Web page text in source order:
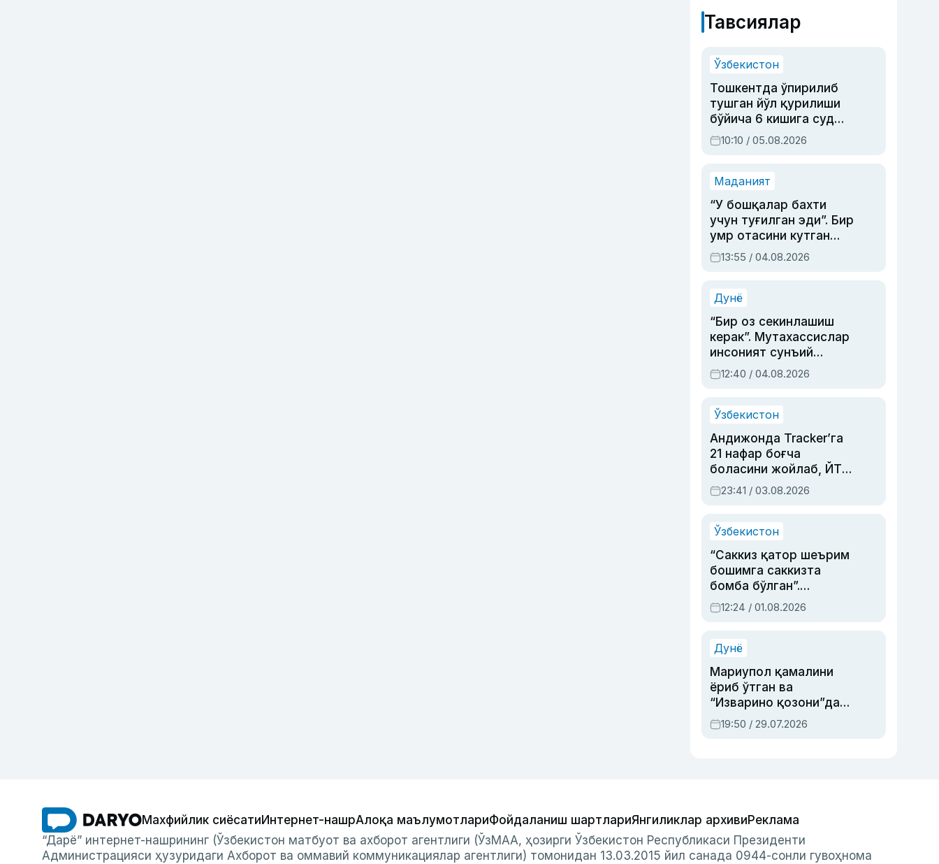
Тавсиялар
Ўзбекистон
Тошкентда ўпирилиб
тушган йўл қурилиши
бўйича 6 кишига суд
ҳукми ўқилди
10:10 / 05.08.2026
Маданият
“У бошқалар бахти
учун туғилган эди”. Бир
умр отасини кутган
актриса ва дубльяж
устаси Римма
синовларга тўла ҳаёти
13:55 / 04.08.2026
Дунё
“Бир оз секинлашиш
керак”. Мутахассислар
инсоният сунъий
интеллектни бошқара
олмай қолишидан
12:40 / 04.08.2026
Ўзбекистон
Андижонда Tracker’га
21 нафар боғча
боласини жойлаб, ЙТҲ
содир этган аёлга суд
ҳукми ўқилди
23:41 / 03.08.2026
Ўзбекистон
“Саккиз қатор шеърим
бошимга саккизта
бомба бўлган”.
Абдулла Ориповни
сиёсий айбловлардан
12:24 / 01.08.2026
Дунё
Мариупол қамалини
ёриб ўтган ва
“Изварино қозони”дан
чиққан қаҳрамон —
Украина армияси бош
19:50 / 29.07.2026
Махфийлик сиёсатиИнтернет-нашрАлоқа маълумотлариФойдаланиш шартлариЯнгиликлар архивиРеклама
“Дарё” интернет-нашрининг (Ўзбекистон матбуот ва ахборот агентлиги (ЎзМАА, ҳозирги Ўзбекистон Республикаси Президенти
Администрацияси ҳузуридаги Ахборот ва оммавий коммуникациялар агентлиги) томонидан 13.03.2015 йил санада 0944-сонли гувоҳнома